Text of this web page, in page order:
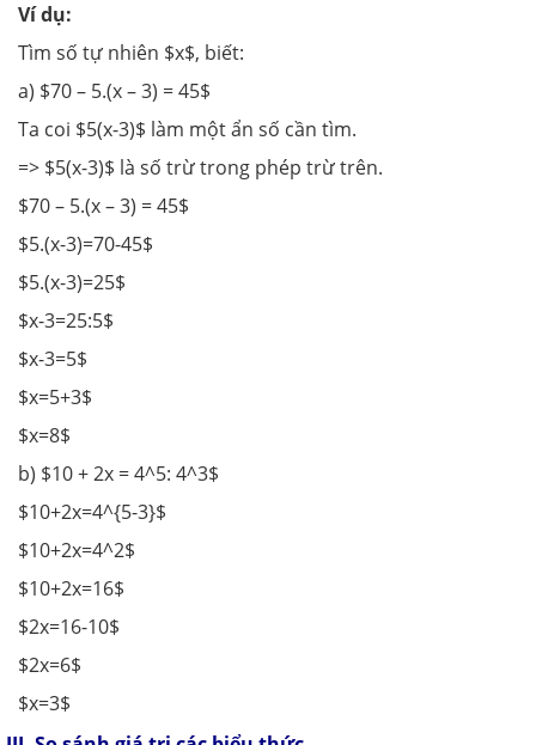
Ví dụ:
Tìm số tự nhiên $x$, biết:
a) $70 – 5.(x – 3) = 45$
Ta coi $5(x-3)$ làm một ẩn số cần tìm.
=> $5(x-3)$ là số trừ trong phép trừ trên.
$70 – 5.(x – 3) = 45$
$5.(x-3)=70-45$
$5.(x-3)=25$
$x-3=25:5$
$x-3=5$
$x=5+3$
$x=8$
b) $10 + 2x = 4^5: 4^3$
$10+2x=4^{5-3}$
$10+2x=4^2$
$10+2x=16$
$2x=16-10$
$2x=6$
$x=3$